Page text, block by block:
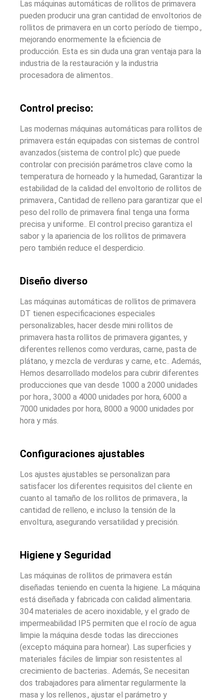
Las máquinas automáticas de rollitos de primavera
pueden producir una gran cantidad de envoltorios de
rollitos de primavera en un corto período de tiempo.,
mejorando enormemente la eficiencia de
producción. Esta es sin duda una gran ventaja para la
industria de la restauración y la industria
procesadora de alimentos..
Control preciso:
Las modernas máquinas automáticas para rollitos de
primavera están equipadas con sistemas de control
avanzados.(sistema de control plc) que puede
controlar con precisión parámetros clave como la
temperatura de horneado y la humedad, Garantizar la
estabilidad de la calidad del envoltorio de rollitos de
primavera., Cantidad de relleno para garantizar que el
peso del rollo de primavera final tenga una forma
precisa y uniforme.. El control preciso garantiza el
sabor y la apariencia de los rollitos de primavera
pero también reduce el desperdicio.
Diseño diverso
Las máquinas automáticas de rollitos de primavera
DT tienen especificaciones especiales
personalizables, hacer desde mini rollitos de
primavera hasta rollitos de primavera gigantes, y
diferentes rellenos como verduras, carne, pasta de
plátano, y mezcla de verduras y carne, etc.. Además,
Hemos desarrollado modelos para cubrir diferentes
producciones que van desde 1000 a 2000 unidades
por hora., 3000 a 4000 unidades por hora, 6000 a
7000 unidades por hora, 8000 a 9000 unidades por
hora y más.
Configuraciones ajustables
Los ajustes ajustables se personalizan para
satisfacer los diferentes requisitos del cliente en
cuanto al tamaño de los rollitos de primavera., la
cantidad de relleno, e incluso la tensión de la
envoltura, asegurando versatilidad y precisión.
Higiene y Seguridad
Las máquinas de rollitos de primavera están
diseñadas teniendo en cuenta la higiene. La máquina
está diseñada y fabricada con calidad alimentaria.
304 materiales de acero inoxidable, y el grado de
impermeabilidad IP5 permiten que el rocío de agua
limpie la máquina desde todas las direcciones
(excepto máquina para hornear). Las superficies y
materiales fáciles de limpiar son resistentes al
crecimiento de bacterias.. Además, Se necesitan
dos trabajadores para alimentar regularmente la
masa y los rellenos., ajustar el parámetro y